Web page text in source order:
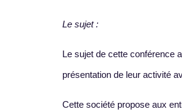
Le sujet :
Le sujet de cette conférence
présentation de leur activité
Cette société propose aux